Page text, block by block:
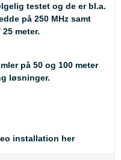
testet og de er bl.a.
på 250 MHz samt
meter.
på 50 og 100 meter
løsninger.
installation her